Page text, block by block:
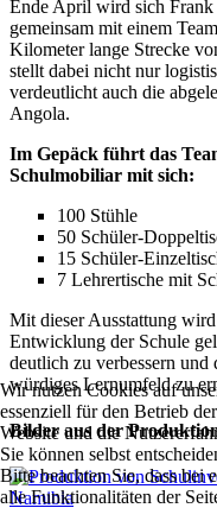
Ende April wird sich
gemeinsam mit einem
Kilometer lange Strecke
stellt dabei nicht nur
verdeutlicht auch die
Angola.
Im Gepäck führt das
Schulmobiliar mit sich:
100 Stühle
50 Schüler-
15 Schüler-
7 Lehrertische mit
Mit dieser Ausstattung
Entwicklung der Schule
deutlich zu verbessern
würdiges Lernumfeld zu
Bilder aus der
Wir nutzen Cookies auf
essenziell für den Betrieb
Website und die
Sie können selbst
Bitte beachten Sie, dass
alle Funktionalitäten der